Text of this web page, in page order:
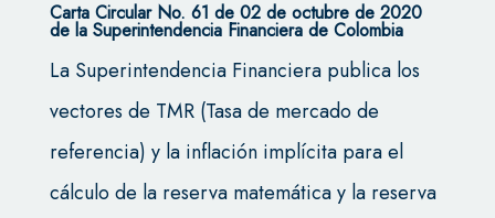
Carta Circular No. 61 de 02 de octubre de 2020
de la Superintendencia Financiera de Colombia
La Superintendencia Financiera publica los
vectores de TMR (Tasa de mercado de
referencia) y la inflación implícita para el
cálculo de la reserva matemática y la reserva